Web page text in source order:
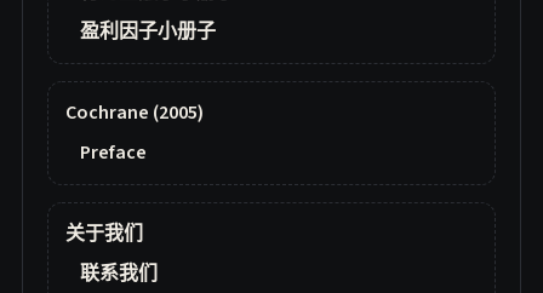
盈利因子小册子
Cochrane (2005)
Preface
关于我们
联系我们